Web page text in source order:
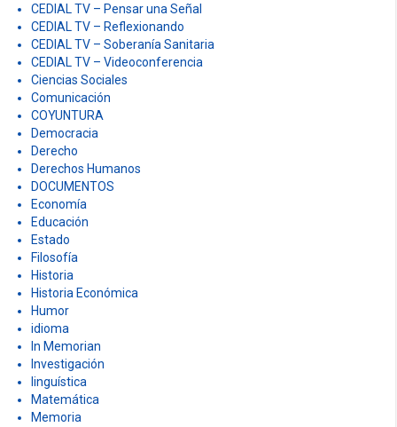
CEDIAL TV – Pensar una Señal
CEDIAL TV – Reflexionando
CEDIAL TV – Soberanía Sanitaria
CEDIAL TV – Videoconferencia
Ciencias Sociales
Comunicación
COYUNTURA
Democracia
Derecho
Derechos Humanos
DOCUMENTOS
Economía
Educación
Estado
Filosofía
Historia
Historia Económica
Humor
idioma
In Memorian
Investigación
linguística
Matemática
Memoria